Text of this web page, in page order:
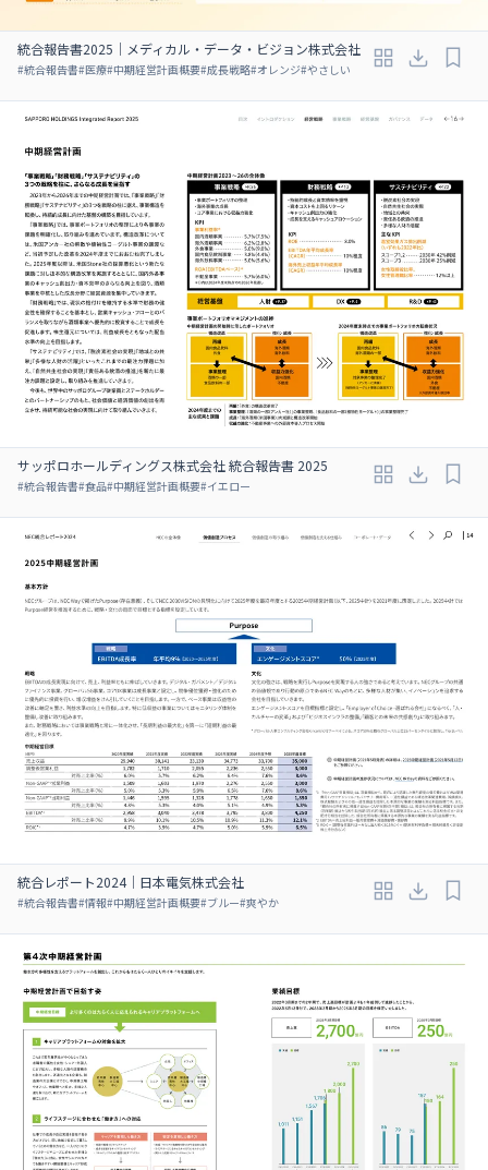
統合報告書2025｜メディカル・データ・ビジョン株式会社
#統合報告書#医療#中期経営計画概要#成長戦略#オレンジ#やさしい
サッポロホールディングス株式会社 統合報告書 2025
#統合報告書#食品#中期経営計画概要#イエロー
統合レポート2024｜日本電気株式会社
#統合報告書#情報#中期経営計画概要#ブルー#爽やか